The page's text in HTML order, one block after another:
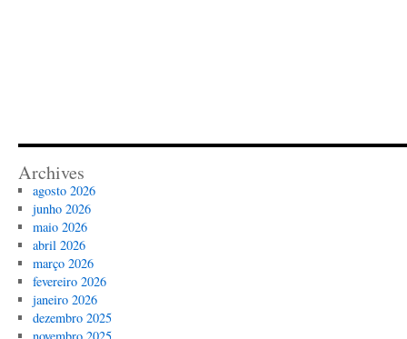
Archives
agosto 2026
junho 2026
maio 2026
abril 2026
março 2026
fevereiro 2026
janeiro 2026
dezembro 2025